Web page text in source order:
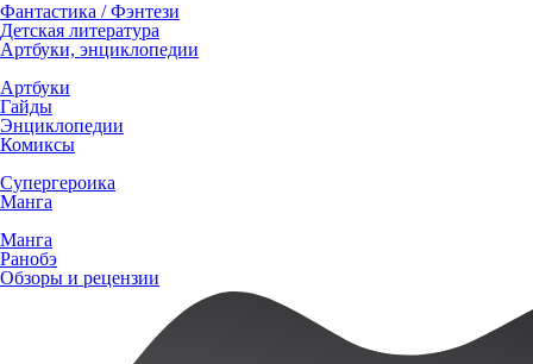
Фантастика / Фэнтези
Детская литература
Артбуки, энциклопедии
Артбуки
Гайды
Энциклопедии
Комиксы
Супергероика
Манга
Манга
Ранобэ
Обзоры и рецензии